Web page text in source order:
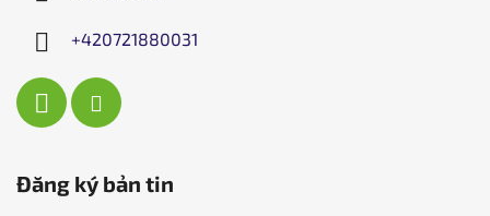
+420721880031
Đăng ký bản tin